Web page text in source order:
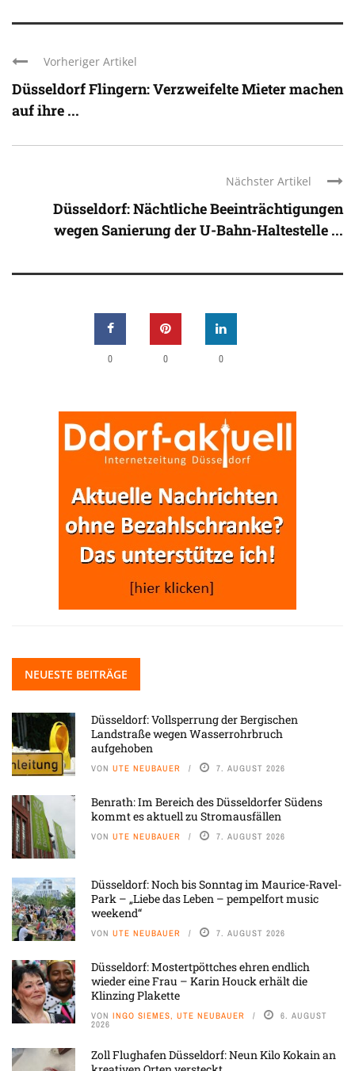
Vorheriger Artikel
Düsseldorf Flingern: Verzweifelte Mieter machen
auf ihre ...
Nächster Artikel
Düsseldorf: Nächtliche Beeinträchtigungen
wegen Sanierung der U-Bahn-Haltestelle ...
0 0 0
NEUESTE BEITRÄGE
Düsseldorf: Vollsperrung der Bergischen
Landstraße wegen Wasserrohrbruch
aufgehoben
VON UTE NEUBAUER 7. AUGUST 2026
Benrath: Im Bereich des Düsseldorfer Südens
kommt es aktuell zu Stromausfällen
VON UTE NEUBAUER 7. AUGUST 2026
Düsseldorf: Noch bis Sonntag im Maurice-Ravel-
Park – „Liebe das Leben – pempelfort music
weekend“
VON UTE NEUBAUER 7. AUGUST 2026
Düsseldorf: Mostertpöttches ehren endlich
wieder eine Frau – Karin Houck erhält die
Klinzing Plakette
VON INGO SIEMES, UTE NEUBAUER 6. AUGUST
2026
Zoll Flughafen Düsseldorf: Neun Kilo Kokain an